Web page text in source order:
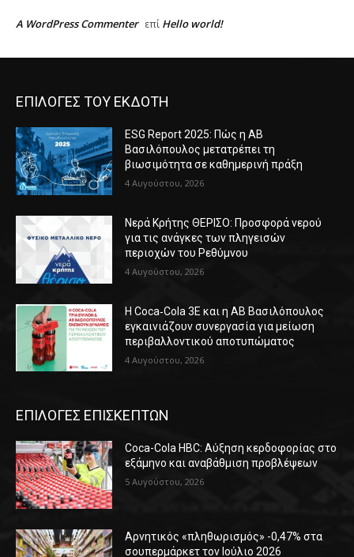
A WordPress Commenter επί Hello world!
ΕΠΙΛΟΓΕΣ ΤΟΥ ΕΚΔΟΤΗ
ESG Report 2025: Πώς η ΑΒ
Βασιλόπουλος μετατρέπει τη
βιωσιμότητα σε καθημερινή πράξη
4 Αυγούστου, 2026
Νερά Κρήτης ΘΕΡΙΣΟ: Προσφορά νερού
για τις ανάγκες των πληγεισών
περιοχών του Ρεθύμνου
4 Αυγούστου, 2026
Η Coca‑Cola 3E και η ΑΒ Βασιλόπουλος
εγκαινιάζουν συνεργασία για μείωση
περιβαλλοντικού αποτυπώματος
4 Αυγούστου, 2026
ΕΠΙΛΟΓΕΣ ΕΠΙΣΚΕΠΤΩΝ
Coca-Cola HBC: Αύξηση κερδοφορίας στο
εξάμηνο και αναβάθμιση προβλέψεων
5 Αυγούστου, 2026
Αρνητικός «πληθωρισμός» -0,47% στα
σουπερμάρκετ τον Ιούλιο 2026